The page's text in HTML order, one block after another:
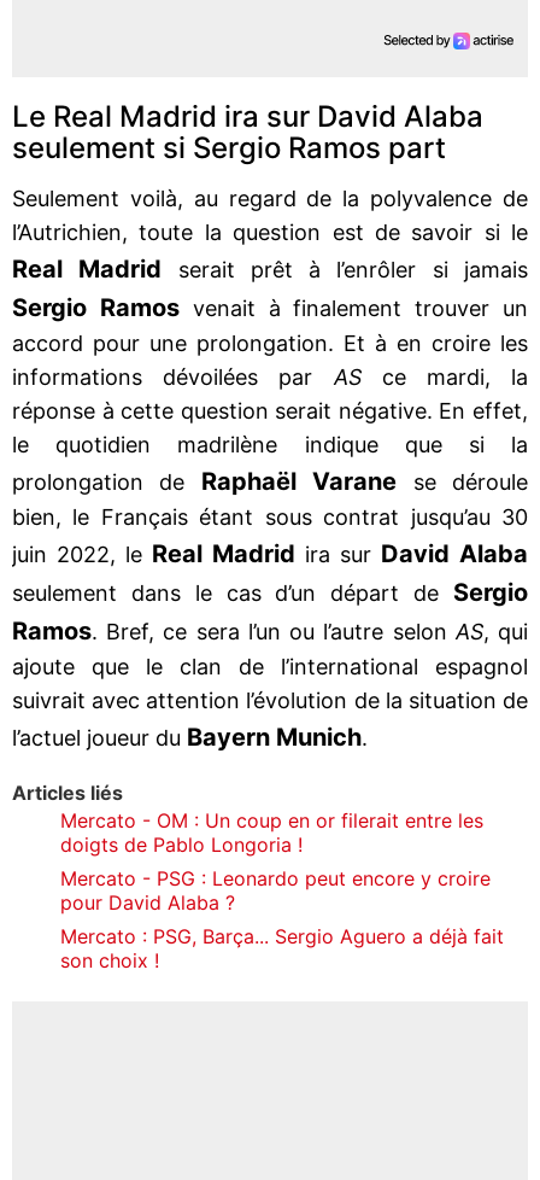
Le Real Madrid ira sur David Alaba
seulement si Sergio Ramos part
Seulement voilà, au regard de la polyvalence de
l’Autrichien, toute la question est de savoir si le
Real Madrid serait prêt à l’enrôler si jamais
Sergio Ramosvenait à finalement trouver un
accord pour une prolongation. Et à en croire les
informations dévoilées par ASce mardi, la
réponse à cette question serait négative. En effet,
le quotidien madrilène indique que si la
prolongation de Raphaël Varane se déroule
bien, le Français étant sous contrat jusqu’au 30
juin 2022, le Real Madrid ira sur David Alaba
seulement dans le cas d’un départ de Sergio
Ramos. Bref, ce sera l’un ou l’autre selon AS, qui
ajoute que le clan de l’international espagnol
suivrait avec attention l’évolution de la situation de
l’actuel joueur du Bayern Munich.
Articles liés
Mercato - OM : Un coup en or filerait entre les
doigts de Pablo Longoria !
Mercato - PSG : Leonardo peut encore y croire
pour David Alaba ?
Mercato : PSG, Barça... Sergio Aguero a déjà fait
son choix !